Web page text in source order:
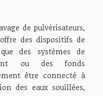
de pulvérisateurs,
des dispositifs de
des systèmes de
ou des fonds
être connecté à
des eaux souillées,